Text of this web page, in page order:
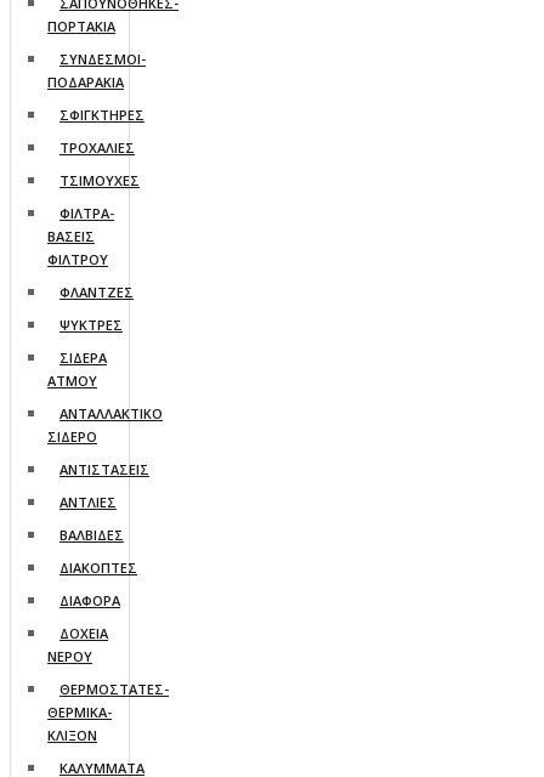
ΠΟΡΤΑΚΙΑ
ΣΥΝΔΕΣΜΟΙ-
ΠΟΔΑΡΑΚΙΑ
ΣΦΙΓΚΤΗΡΕΣ
ΤΡΟΧΑΛΙΕΣ
ΤΣΙΜΟΥΧΕΣ
ΦΙΛΤΡΑ-
ΒΑΣΕΙΣ
ΦΙΛΤΡΟΥ
ΦΛΑΝΤΖΕΣ
ΨΥΚΤΡΕΣ
ΣΙΔΕΡΑ
ΑΤΜΟΥ
ΑΝΤΑΛΛΑΚΤΙΚΟ
ΣΙΔΕΡΟ
ΑΝΤΙΣΤΑΣΕΙΣ
ΑΝΤΛΙΕΣ
ΒΑΛΒΙΔΕΣ
ΔΙΑΚΟΠΤΕΣ
ΔΙΑΦΟΡΑ
ΔΟΧΕΙΑ
ΝΕΡΟΥ
ΘΕΡΜΟΣΤΑΤΕΣ-
ΘΕΡΜΙΚΑ-
ΚΛΙΞΟΝ
ΚΑΛΥΜΜΑΤΑ